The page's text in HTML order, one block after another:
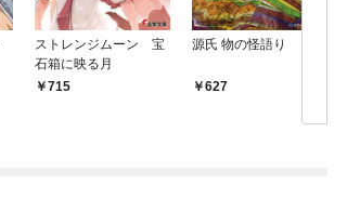
ストレンジムーン 宝
石箱に映る月
715
源氏 物の怪語り
627